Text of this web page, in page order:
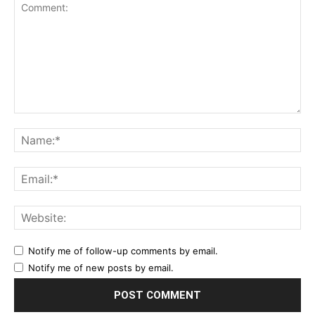
Notify me of follow-up comments by email.
Notify me of new posts by email.